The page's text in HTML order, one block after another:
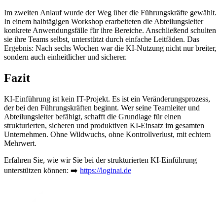
Im zweiten Anlauf wurde der Weg über die Führungskräfte gewählt.
In einem halbtägigen Workshop erarbeiteten die Abteilungsleiter
konkrete Anwendungsfälle für ihre Bereiche. Anschließend schulten
sie ihre Teams selbst, unterstützt durch einfache Leitfäden. Das
Ergebnis: Nach sechs Wochen war die KI-Nutzung nicht nur breiter,
sondern auch einheitlicher und sicherer.
Fazit
KI-Einführung ist kein IT-Projekt. Es ist ein Veränderungsprozess,
der bei den Führungskräften beginnt. Wer seine Teamleiter und
Abteilungsleiter befähigt, schafft die Grundlage für einen
strukturierten, sicheren und produktiven KI-Einsatz im gesamten
Unternehmen. Ohne Wildwuchs, ohne Kontrollverlust, mit echtem
Mehrwert.
Erfahren Sie, wie wir Sie bei der strukturierten KI-Einführung
unterstützen können: ➡️ https://loginai.de